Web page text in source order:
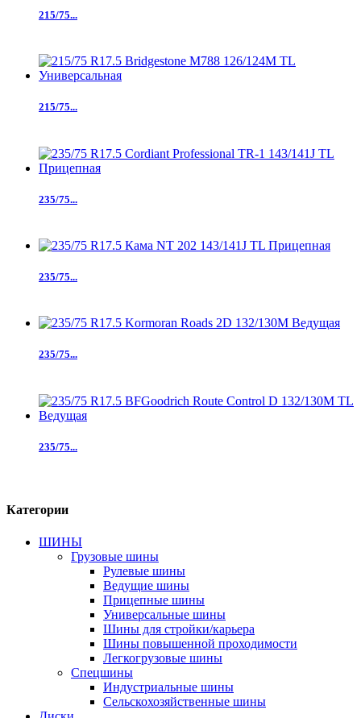
215/75...
215/75...
235/75...
235/75...
235/75...
235/75...
Категории
ШИНЫ
Грузовые шины
Рулевые шины
Ведущие шины
Прицепные шины
Универсальные шины
Шины для стройки/карьера
Шины повышенной проходимости
Легкогрузовые шины
Спецшины
Индустриальные шины
Сельскохозяйственные шины